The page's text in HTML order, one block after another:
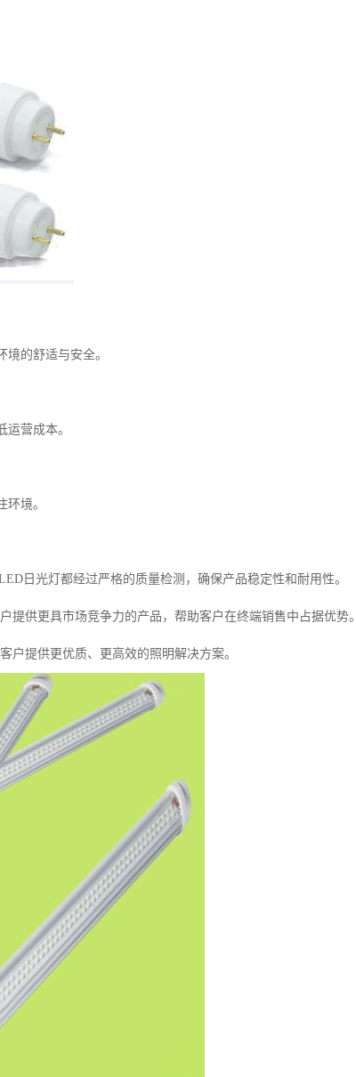
的舒适与安全。
营成本。
境。
日光灯都经过严格的质量检测，确保产品稳定性和耐用性。
提供更具市场竞争力的产品，帮助客户在终端销售中占据优势。
户提供更优质、更高效的照明解决方案。